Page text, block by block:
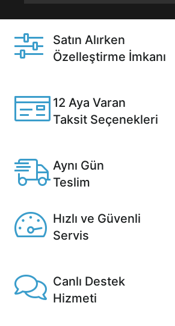
Satın Alırken
Özelleştirme İmkanı
12 Aya Varan
Taksit Seçenekleri
Aynı Gün
Teslim
Hızlı ve Güvenli
Servis
Canlı Destek
Hizmeti